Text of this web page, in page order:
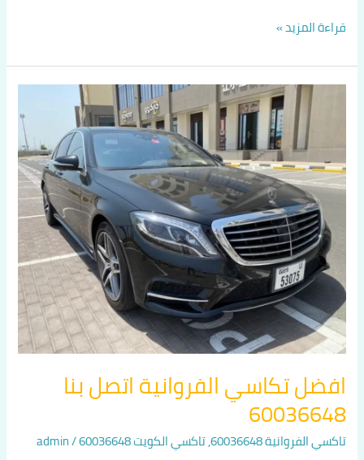
قراءة المزيد »
افضل تكاسي الفروانية اتصل بنا
60036648
تاكسي الفروانية 60036648 ,تاكسي الكويت 60036648 /
admin
تكاسي
الفروانية
اتصل
بنا
60036648